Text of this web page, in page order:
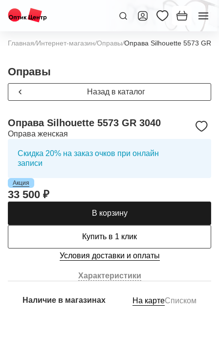
Главная/Интернет-магазин/Оправы/Оправа Silhouette 5573 GR
Оправы
Назад в каталог
Оправа Silhouette 5573 GR 3040
Оправа женская
Скидка 20% на заказ очков при онлайн
записи
Акция
33 500 ₽
В корзину
Купить в 1 клик
Условия доставки и оплаты
Характеристики
Наличие в магазинах На картеСписком